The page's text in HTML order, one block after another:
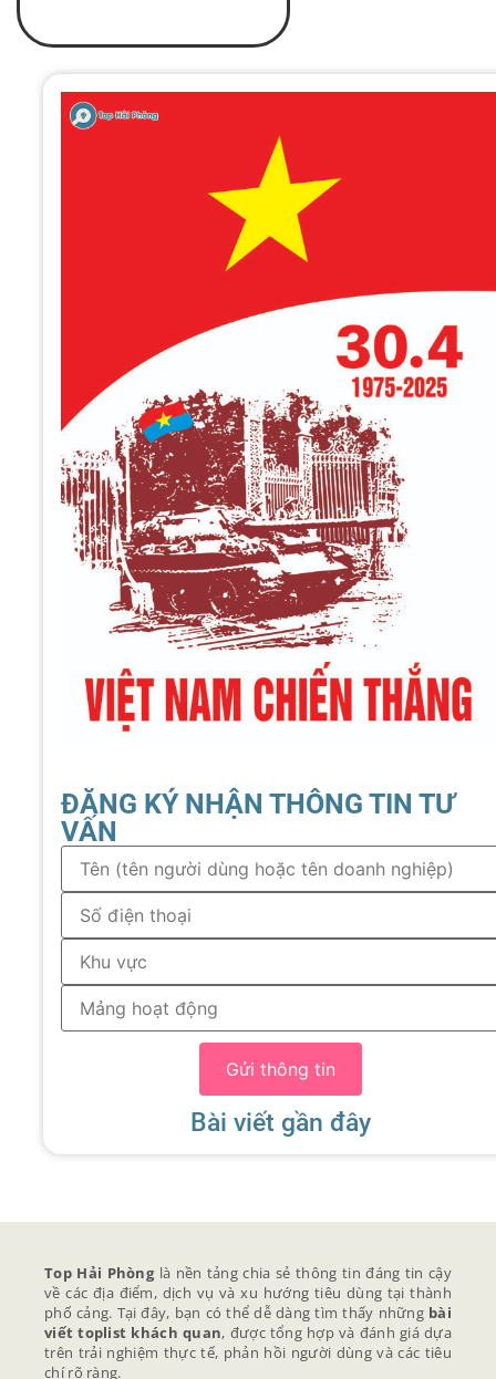
ĐĂNG KÝ NHẬN THÔNG TIN TƯ
VẤN
Gửi thông tin
Bài viết gần đây
Top Hải Phònglà nền tảng chia sẻ thông tin đáng tin cậy
về các địa điểm, dịch vụ và xu hướng tiêu dùng tại thành
phố cảng. Tại đây, bạn có thể dễ dàng tìm thấy những bài
viết toplist khách quan, được tổng hợp và đánh giá dựa
trên trải nghiệm thực tế, phản hồi người dùng và các tiêu
chí rõ ràng.